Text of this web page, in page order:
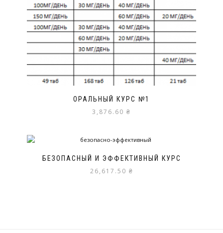
ОРАЛЬНЫЙ КУРС №1
3,876.60 ₴
БЕЗОПАСНЫЙ И ЭФФЕКТИВНЫЙ КУРС
26,617.50 ₴